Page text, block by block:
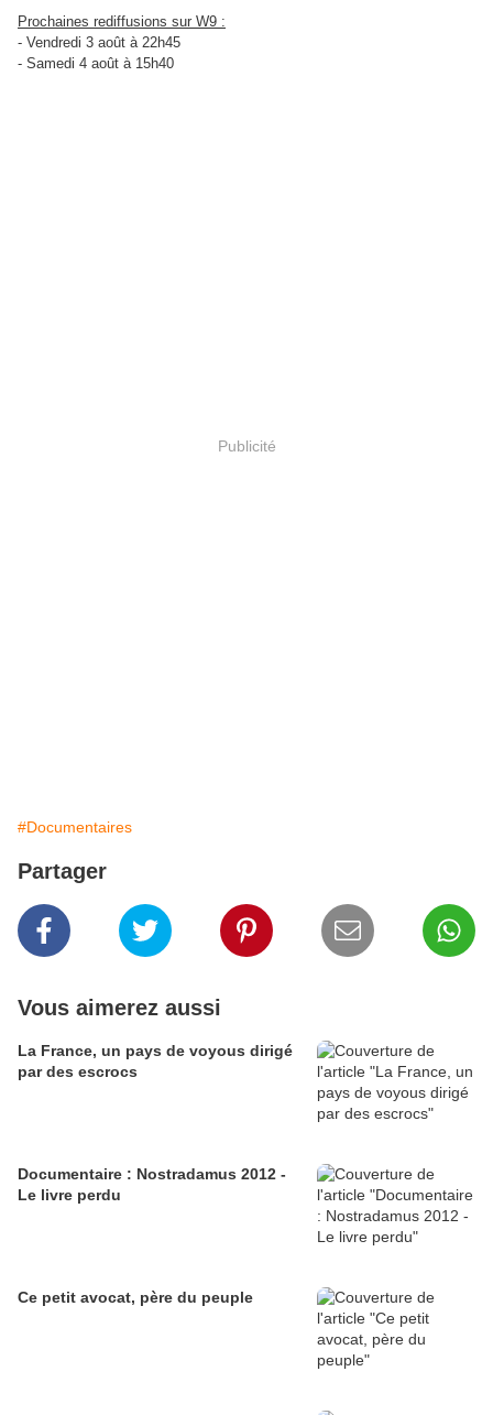
Prochaines rediffusions sur W9 :
- Vendredi 3 août à 22h45
- Samedi 4 août à 15h40
Publicité
#Documentaires
Partager
Vous aimerez aussi
La France, un pays de voyous dirigé
par des escrocs
Documentaire : Nostradamus 2012 -
Le livre perdu
Ce petit avocat, père du peuple